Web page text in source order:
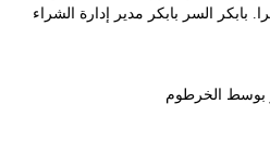
ظهرا. بابكر السر بابكر مدير إدارة الشراء
بوسط الخرطوم